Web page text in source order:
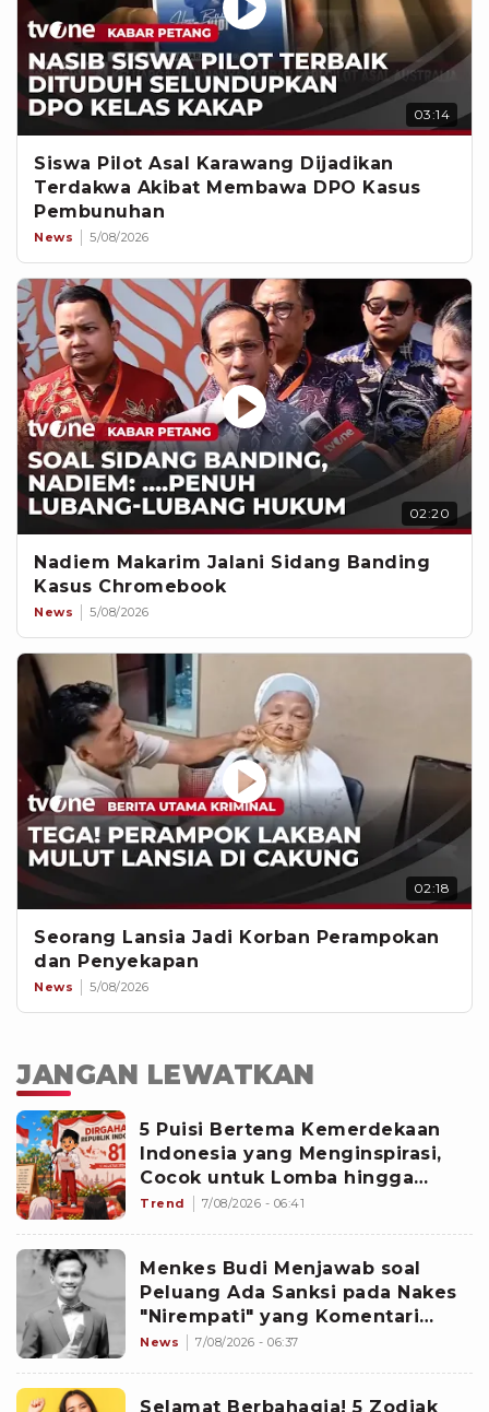
03:14
Siswa Pilot Asal Karawang Dijadikan
Terdakwa Akibat Membawa DPO Kasus
Pembunuhan
News 5/08/2026
02:20
Nadiem Makarim Jalani Sidang Banding
Kasus Chromebook
News 5/08/2026
02:18
Seorang Lansia Jadi Korban Perampokan
dan Penyekapan
News 5/08/2026
JANGAN LEWATKAN
5 Puisi Bertema Kemerdekaan
Indonesia yang Menginspirasi,
Cocok untuk Lomba hingga
Upacara HUT ke-81 RI
Trend 7/08/2026 - 06:41
Menkes Budi Menjawab soal
Peluang Ada Sanksi pada Nakes
"Nirempati" yang Komentari
Curhatan Pasien BPJS Yurizal
News 7/08/2026 - 06:37
Selamat Berbahagia! 5 Zodiak